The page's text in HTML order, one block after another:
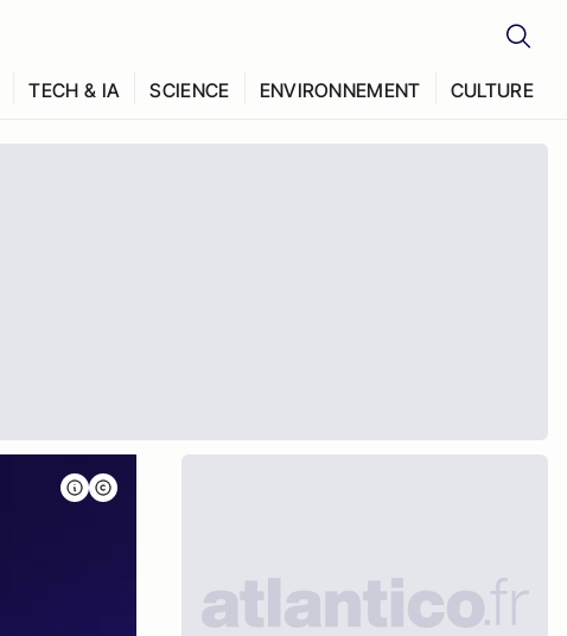
TECH & IA SCIENCE ENVIRONNEMENT CULTURE